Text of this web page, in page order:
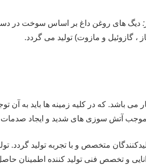
دیگ های روغن داغ بر اساس سوخت در
، گازوئیل و مازوت) تولید می گردد.
می باشد. که در کلیه زمینه ها باید به
موجب آتش سوزی های شدید و ایجاد
متخصص و با تجربه تولید
و تخصص فنی تولید کننده اطمینان